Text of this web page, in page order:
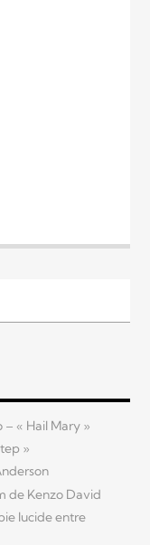
« Hail Mary »
»
de Kenzo David
lucide entre